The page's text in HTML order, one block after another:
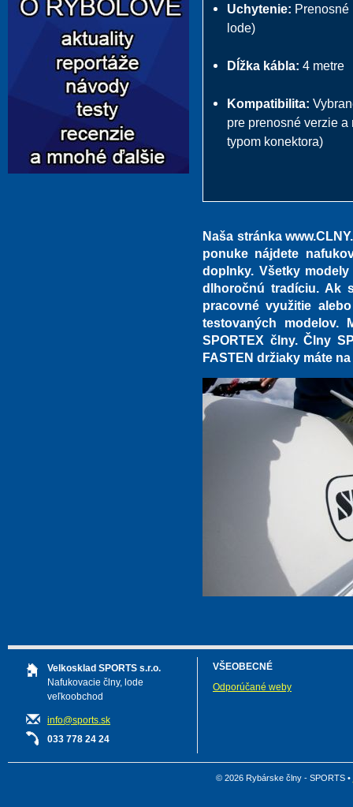
Uchytenie: Prenosné
lode)
Dĺžka kábla: 4 metre
Kompatibilita:
pre prenosné verzie
typom konektora)
Naša stránka
ponuke nájdete
doplnky. Všetky
dlhoročnú tradíciu. Ak
pracovné využitie
testovaných modelov.
SPORTEX člny. Člny
FASTEN držiaky máte
Velkosklad SPORTS s.r.o.
Nafukovacie člny, lode
veľkoobchod
info@sports.sk
033 778 24 24
VŠEOBECNÉ
Odporúčané weby
© 2026 Rybárske člny - SPORTS •